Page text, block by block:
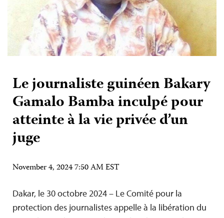
Le journaliste guinéen Bakary
Gamalo Bamba inculpé pour
atteinte à la vie privée d’un
juge
November 4, 2024 7:50 AM EST
Dakar, le 30 octobre 2024 – Le Comité pour la
protection des journalistes appelle à la libération du